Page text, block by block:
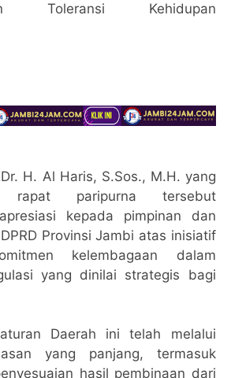
Toleransi Kehidupan
H. Al Haris, S.Sos., M.H. yang
paripurna tersebut
kepada pimpinan dan
Provinsi Jambi atas inisiatif
kelembagaan dalam
yang dinilai strategis bagi
Daerah ini telah melalui
yang panjang, termasuk
hasil pembinaan dari